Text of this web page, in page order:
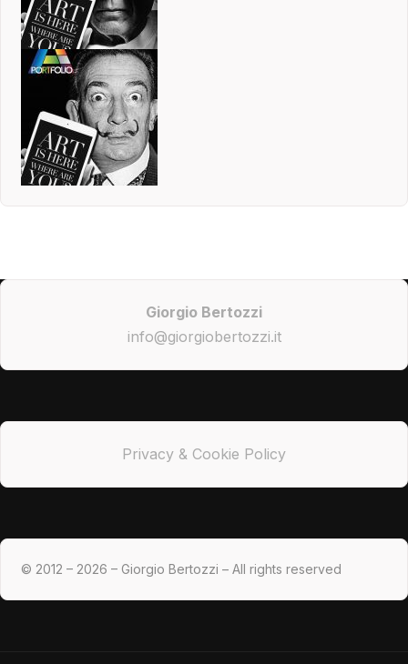
Giorgio Bertozzi
info@giorgiobertozzi.it
Privacy & Cookie Policy
© 2012 – 2026 – Giorgio Bertozzi – All rights reserved